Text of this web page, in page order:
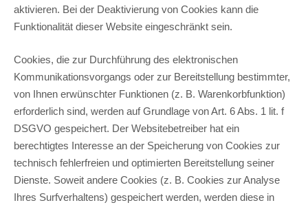
aktivieren. Bei der Deaktivierung von Cookies kann die
Funktionalität dieser Website eingeschränkt sein.
Cookies, die zur Durchführung des elektronischen
Kommunikationsvorgangs oder zur Bereitstellung bestimmter,
von Ihnen erwünschter Funktionen (z. B. Warenkorbfunktion)
erforderlich sind, werden auf Grundlage von Art. 6 Abs. 1 lit. f
DSGVO gespeichert. Der Websitebetreiber hat ein
berechtigtes Interesse an der Speicherung von Cookies zur
technisch fehlerfreien und optimierten Bereitstellung seiner
Dienste. Soweit andere Cookies (z. B. Cookies zur Analyse
Ihres Surfverhaltens) gespeichert werden, werden diese in